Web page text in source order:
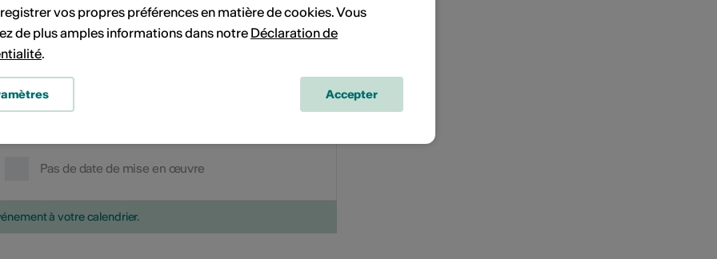
22
29
21 22 23 24 25 26 27
Pas de date de mise en œuvre
à votre calendrier.
vos propres préférences en matière de cookies. Vous
de plus amples informations dans notre Déclaration de
.
Accepter